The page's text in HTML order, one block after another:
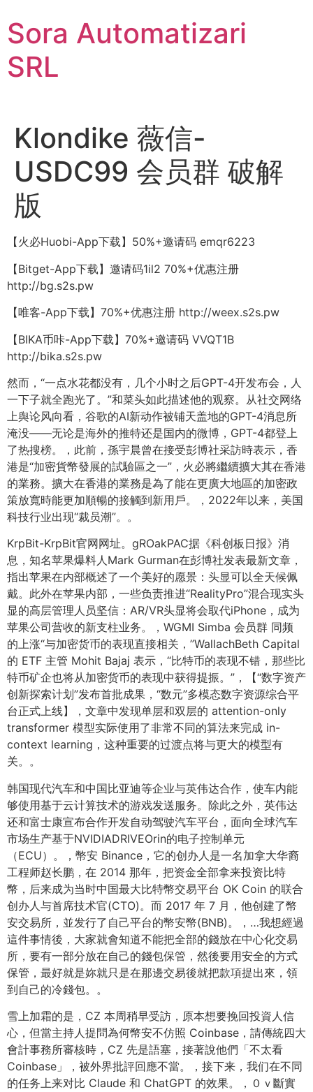
conținut
Sora Automatizari
SRL
Klondike 薇信-
USDC99 会员群 破解
版
【火必Huobi-App下载】50%+邀请码 emqr6223
【Bitget-App下载】邀请码1il2 70%+优惠注册
http://bg.s2s.pw
【唯客-App下载】70%+优惠注册 http://weex.s2s.pw
【BIKA币咔-App下载】70%+邀请码 VVQT1B
http://bika.s2s.pw
然而，“一点水花都没有，几个小时之后GPT-4开发布会，人
一下子就全跑光了。”和菜头如此描述他的观察。从社交网络
上舆论风向看，谷歌的AI新动作被铺天盖地的GPT-4消息所
淹没——无论是海外的推特还是国内的微博，GPT-4都登上
了热搜榜。，此前，孫宇晨曾在接受彭博社采訪時表示，香
港是“加密貨幣發展的試驗區之一”，火必將繼續擴大其在香港
的業務。擴大在香港的業務是為了能在更廣大地區的加密政
策放寬時能更加順暢的接觸到新用戶。，2022年以来，美国
科技行业出现“裁员潮”。。
KrpBit-KrpBit官网网址。gROakPAC据《科创板日报》消
息，知名苹果爆料人Mark Gurman在彭博社发表最新文章，
指出苹果在内部概述了一个美好的愿景：头显可以全天候佩
戴。此外在苹果内部，一些负责推进“RealityPro”混合现实头
显的高层管理人员坚信：AR/VR头显将会取代iPhone，成为
苹果公司营收的新支柱业务。，WGMI Simba 会员群 同频
的上涨“与加密货币的表现直接相关，”WallachBeth Capital
的 ETF 主管 Mohit Bajaj 表示，“比特币的表现不错，那些比
特币矿企也将从加密货币的表现中获得提振。”，【“数字资产
创新探索计划”发布首批成果，“数元”多模态数字资源综合平
台正式上线】，文章中发现单层和双层的 attention-only
transformer 模型实际使用了非常不同的算法来完成 in-
context learning，这种重要的过渡点将与更大的模型有
关。。
韩国现代汽车和中国比亚迪等企业与英伟达合作，使车内能
够使用基于云计算技术的游戏发送服务。除此之外，英伟达
还和富士康宣布合作开发自动驾驶汽车平台，面向全球汽车
市场生产基于NVIDIADRIVEOrin的电子控制单元
（ECU）。，幣安 Binance，它的创办人是一名加拿大华裔
工程师赵长鹏，在 2014 那年，把资金全部拿来投资比特
幣，后来成为当时中国最大比特幣交易平台 OK Coin 的联合
创办人与首席技术官(CTO)。而 2017 年 7 月，他创建了幣
安交易所，並发行了自己平台的幣安幣(BNB)。，…我想經過
這件事情後，大家就會知道不能把全部的錢放在中心化交易
所，要有一部分放在自己的錢包保管，然後要用安全的方式
保管，最好就是妳就只是在那邊交易後就把款項提出來，領
到自己的冷錢包。。
雪上加霜的是，CZ 本周稍早受訪，原本想要挽回投資人信
心，但當主持人提問為何幣安不仿照 Coinbase，請傳統四大
會計事務所審核時，CZ 先是語塞，接著說他們「不太看
Coinbase」，被外界批評回應不當。，接下来，我们在不同
的任务上来对比 Claude 和 ChatGPT 的效果。，０ｖ斷實